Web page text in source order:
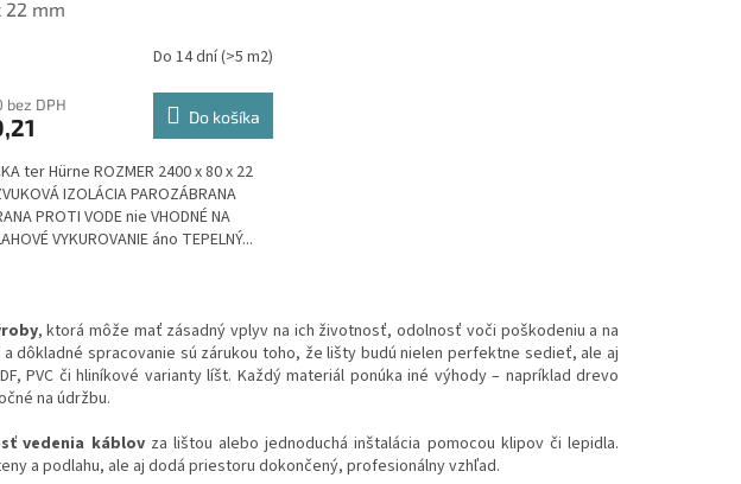
22 mm
Do 14 dní(>5 m2)
bez DPH
Do košíka
ter Hürne ROZMER 2400 x 80 x 22
IZOLÁCIA PAROZÁBRANA
PROTI VODE nie VHODNÉ NA
VYKUROVANIE áno TEPELNÝ...
v
l
á
d
i
e
, ktorá môže mať zásadný vplyv na ich životnosť, odolnosť voči poškodeniu a na
a dôkladné spracovanie sú zárukou toho, že lišty budú nielen perfektne sedieť, ale aj
PVC či hliníkové varianty líšt. Každý materiál ponúka iné výhody – napríklad drevo
na údržbu.
vedenia káblovza lištou alebo jednoduchá inštalácia pomocou klipov či lepidla.
a podlahu, ale aj dodá priestoru dokončený, profesionálny vzhľad.